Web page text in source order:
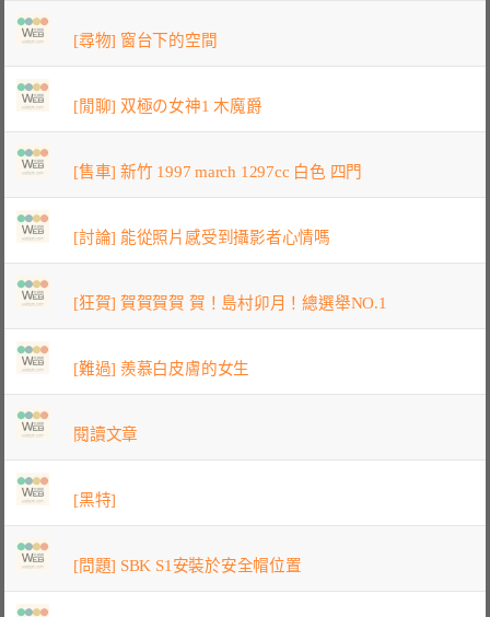
[尋物] 窗台下的空間
[閒聊] 双極の女神1 木魔爵
[售車] 新竹 1997 march 1297cc 白色 四門
[討論] 能從照片感受到攝影者心情嗎
[狂賀] 賀賀賀賀 賀！島村卯月！總選舉NO.1
[難過] 羨慕白皮膚的女生
閱讀文章
[黑特]
[問題] SBK S1安裝於安全帽位置